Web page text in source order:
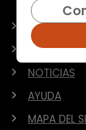
OFERTAS
EMPRESAS
NOTICIAS
AYUDA
MAPA DEL